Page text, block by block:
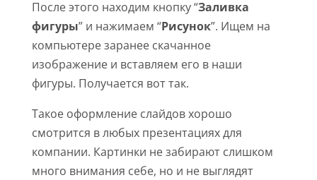
После этого находим кнопку “Заливка
фигуры” и нажимаем “Рисунок”. Ищем на
компьютере заранее скачанное
изображение и вставляем его в наши
фигуры. Получается вот так.
Такое оформление слайдов хорошо
смотрится в любых презентациях для
компании. Картинки не забирают слишком
много внимания себе, но и не выглядят